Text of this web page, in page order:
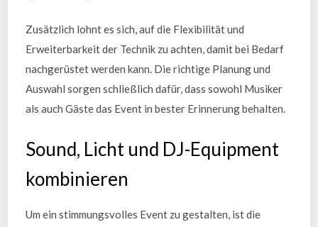
Zusätzlich lohnt es sich, auf die Flexibilität und
Erweiterbarkeit der Technik zu achten, damit bei Bedarf
nachgerüstet werden kann. Die richtige Planung und
Auswahl sorgen schließlich dafür, dass sowohl Musiker
als auch Gäste das Event in bester Erinnerung behalten.
Sound, Licht und DJ-Equipment
kombinieren
Um ein stimmungsvolles Event zu gestalten, ist die